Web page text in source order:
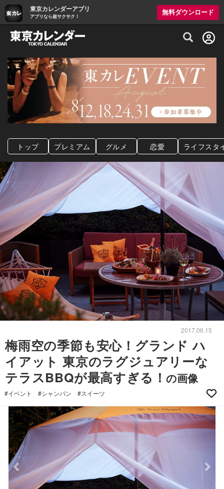
東京カレンダーアプリ
アプリなら超サクサク！
無料ダウンロード
グルメ情報・プレミアムレストラン予約
トップ プレミアム グルメ 恋愛 ライフスタ
2017.06.15
梅雨空の季節も安心！グランド ハ
イアット 東京のラグジュアリーな
テラスBBQが最高すぎる！の画像
#イベント #シャンパン #スイーツ